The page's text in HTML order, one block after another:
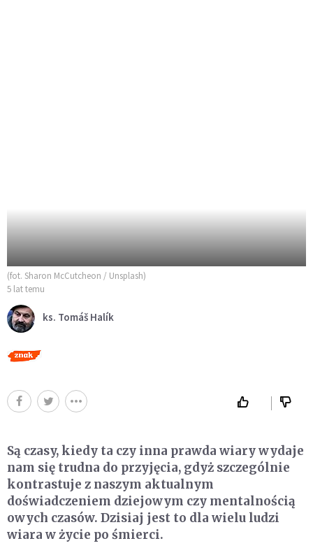
(fot. Sharon McCutcheon / Unsplash)
5 lat temu
ks. Tomáš Halík
Są czasy, kiedy ta czy inna prawda wiary wydaje
nam się trudna do przyjęcia, gdyż szczególnie
kontrastuje z naszym aktualnym
doświadczeniem dziejowym czy mentalnością
owych czasów. Dzisiaj jest to dla wielu ludzi
wiara w życie po śmierci.